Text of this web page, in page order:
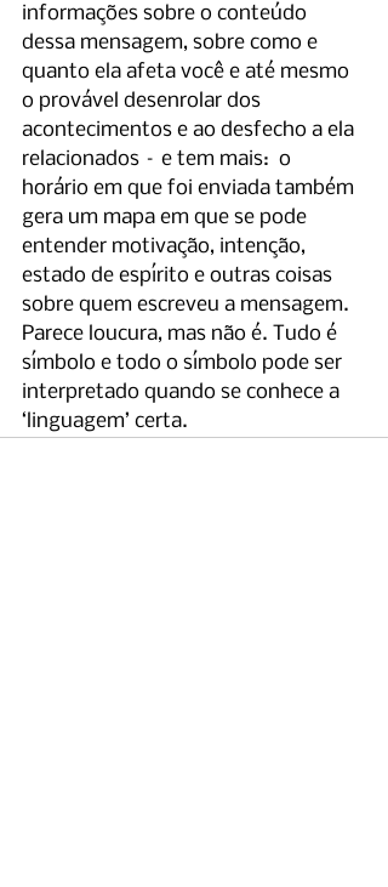
informações sobre o conteúdo
dessa mensagem, sobre como e
quanto ela afeta você e até mesmo
o provável desenrolar dos
acontecimentos e ao desfecho a ela
relacionados – e tem mais:  o
horário em que foi enviada também
gera um mapa em que se pode
entender motivação, intenção,
estado de espírito e outras coisas
sobre quem escreveu a mensagem.
Parece loucura, mas não é. Tudo é
símbolo e todo o símbolo pode ser
interpretado quando se conhece a
‘linguagem’ certa.